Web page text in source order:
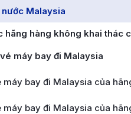
Malaysia
hãng hàng không khai thác
máy bay đi Malaysia
máy bay đi Malaysia của
máy bay đi Malaysia của